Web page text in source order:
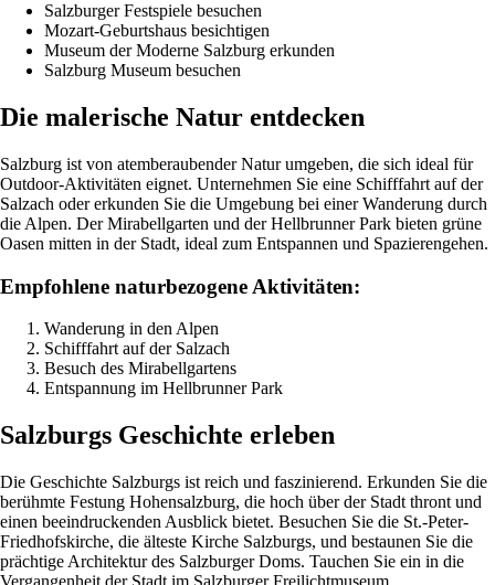
Salzburger Festspiele besuchen
Mozart-Geburtshaus besichtigen
Museum der Moderne Salzburg erkunden
Salzburg Museum besuchen
Die malerische Natur entdecken
Salzburg ist von atemberaubender Natur umgeben, die sich ideal für
Outdoor-Aktivitäten eignet. Unternehmen Sie eine Schifffahrt auf der
Salzach oder erkunden Sie die Umgebung bei einer Wanderung durch
die Alpen. Der Mirabellgarten und der Hellbrunner Park bieten grüne
Oasen mitten in der Stadt, ideal zum Entspannen und Spazierengehen.
Empfohlene naturbezogene Aktivitäten:
Wanderung in den Alpen
Schifffahrt auf der Salzach
Besuch des Mirabellgartens
Entspannung im Hellbrunner Park
Salzburgs Geschichte erleben
Die Geschichte Salzburgs ist reich und faszinierend. Erkunden Sie die
berühmte Festung Hohensalzburg, die hoch über der Stadt thront und
einen beeindruckenden Ausblick bietet. Besuchen Sie die St.-Peter-
Friedhofskirche, die älteste Kirche Salzburgs, und bestaunen Sie die
prächtige Architektur des Salzburger Doms. Tauchen Sie ein in die